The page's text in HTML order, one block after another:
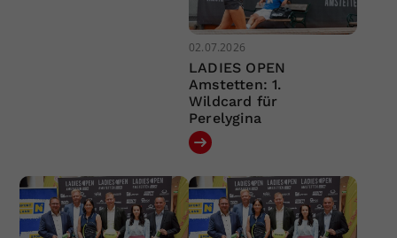
02.07.2026
LADIES OPEN
Amstetten: 1.
Wildcard für
Perelygina